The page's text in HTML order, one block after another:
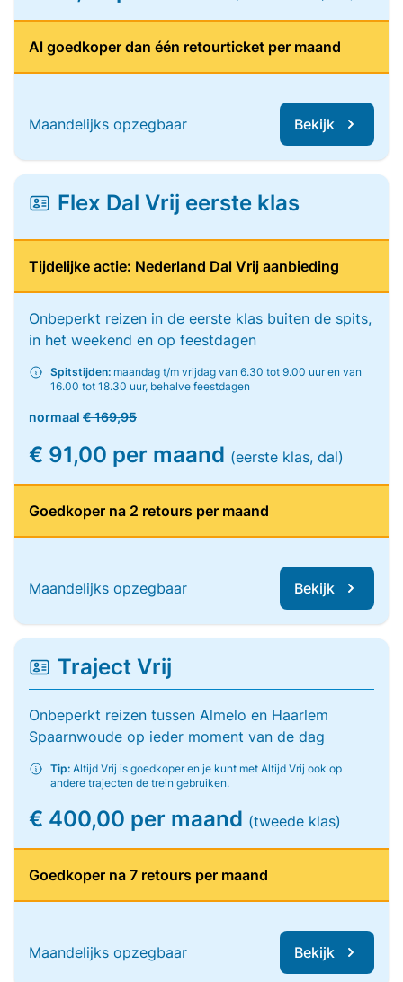
Al goedkoper dan één retourticket per maand
Maandelijks opzegbaar Bekijk
Flex Dal Vrij eerste klas
Tijdelijke actie: Nederland Dal Vrij aanbieding
Onbeperkt reizen in de eerste klas buiten de spits,
in het weekend en op feestdagen
Spitstijden: maandag t/m vrijdag van 6.30 tot 9.00 uur en van
16.00 tot 18.30 uur, behalve feestdagen
normaal € 169,95
€ 91,00 per maand (eerste klas, dal)
Goedkoper na 2 retours per maand
Maandelijks opzegbaar Bekijk
Traject Vrij
Onbeperkt reizen tussen Almelo en Haarlem
Spaarnwoude op ieder moment van de dag
Tip: Altijd Vrij is goedkoper en je kunt met Altijd Vrij ook op
andere trajecten de trein gebruiken.
€ 400,00 per maand (tweede klas)
Goedkoper na 7 retours per maand
Maandelijks opzegbaar Bekijk